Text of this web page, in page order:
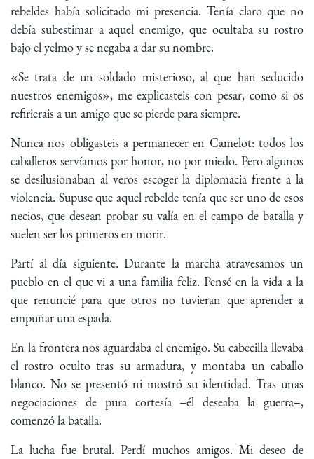
rebeldes había solicitado mi presencia. Tenía claro que no
debía subestimar a aquel enemigo, que ocultaba su rostro
bajo el yelmo y se negaba a dar su nombre.
«Se trata de un soldado misterioso, al que han seducido
nuestros enemigos», me explicasteis con pesar, como si os
refirierais a un amigo que se pierde para siempre.
Nunca nos obligasteis a permanecer en Camelot: todos los
caballeros servíamos por honor, no por miedo. Pero algunos
se desilusionaban al veros escoger la diplomacia frente a la
violencia. Supuse que aquel rebelde tenía que ser uno de esos
necios, que desean probar su valía en el campo de batalla y
suelen ser los primeros en morir.
Partí al día siguiente. Durante la marcha atravesamos un
pueblo en el que vi a una familia feliz. Pensé en la vida a la
que renuncié para que otros no tuvieran que aprender a
empuñar una espada.
En la frontera nos aguardaba el enemigo. Su cabecilla llevaba
el rostro oculto tras su armadura, y montaba un caballo
blanco. No se presentó ni mostró su identidad. Tras unas
negociaciones de pura cortesía –él deseaba la guerra–,
comenzó la batalla.
La lucha fue brutal. Perdí muchos amigos. Mi deseo de